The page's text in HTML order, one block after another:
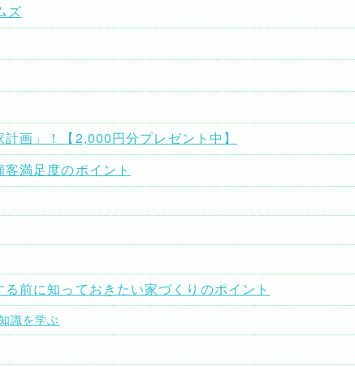
ズ
画」！【2,000円分プレゼント中】
満足度のポイント
前に知っておきたい家づくりのポイント
識を学ぶ